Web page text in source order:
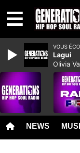
NEWS
VOUS
Lagui
Olivia